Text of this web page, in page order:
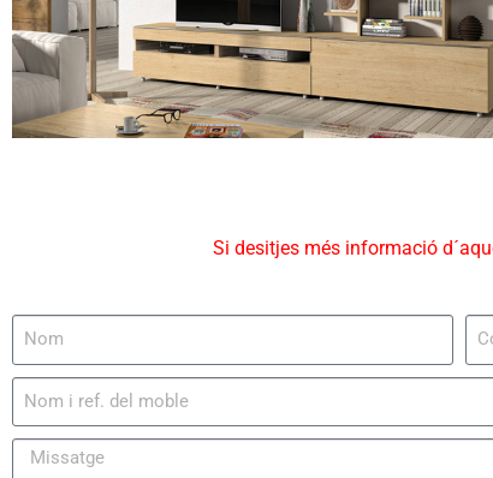
Si desitjes més informació